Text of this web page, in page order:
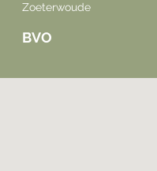
Zoeterwoude
BVO